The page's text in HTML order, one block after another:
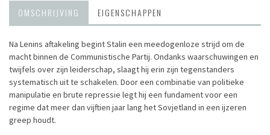
OMSCHRIJVING EIGENSCHAPPEN
Na Lenins aftakeling begint Stalin een meedogenloze strijd om de
macht binnen de Communistische Partij. Ondanks waarschuwingen en
twijfels over zijn leiderschap, slaagt hij erin zijn tegenstanders
systematisch uit te schakelen. Door een combinatie van politieke
manipulatie en brute repressie legt hij een fundament voor een
regime dat meer dan vijftien jaar lang het Sovjetland in een ijzeren
greep houdt.